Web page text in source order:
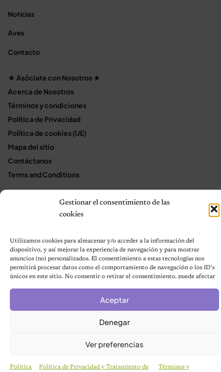
Gestionar el consentimiento de las
cookies
Utilizamos cookies para almacenar y/o acceder a la información del
dispositivo, y así mejorar la experiencia de navegación y para mostrar
anuncios (no) personalizados. El consentimiento a estas tecnologías nos
permitirá procesar datos como el comportamiento de navegación o los ID's
únicos en este sitio. No consentir o retirar el consentimiento, puede afectar
Aceptar
Denegar
Ver preferencias
Política Política de Privacidad y Tratamiento de Términos y
Noticias
Aves
Contacto
★ Asóciate con Nosotros ★
Acerca de Nosotros
Términos y condiciones
Política de Privacidad
Política de cookies (UE)
Mapa del sitio
Contáctanos
Terms and Conditions
© 2026 Notas de Mascotas